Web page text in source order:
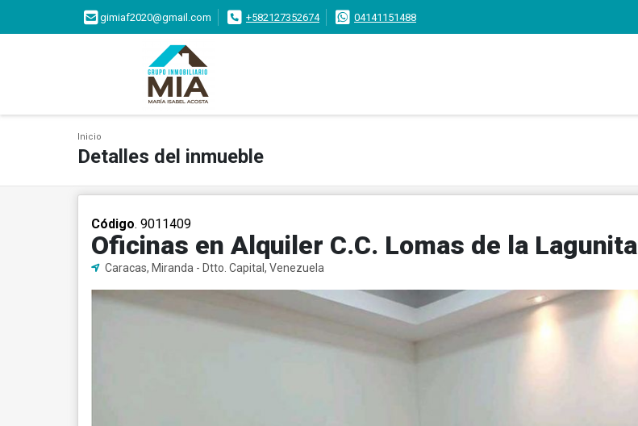
gimiaf2020@gmail.com +582127352674 04141151488
Inicio
Detalles del inmueble
Código. 9011409
Oficinas en Alquiler C.C. Lomas de la Lagunita
Caracas, Miranda - Dtto. Capital, Venezuela